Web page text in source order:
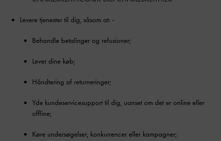
Levere tjenester til dig, såsom at: -
Behandle betalinger og refusioner;
Lever dine køb;
Håndtering af returneringer;
Yde kundeservicesupport til dig, uanset om det er online eller
offline;
Køre undersøgelser, konkurrencer eller kampagner;